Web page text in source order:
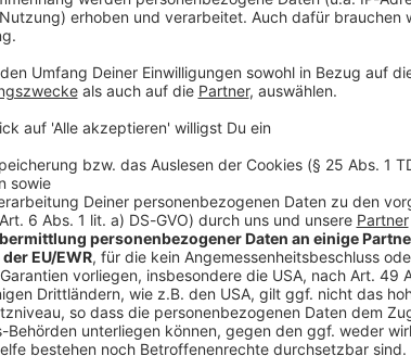
Tests
davon, ob es eine gesund­heit­li­che Beein­träch­ti­
eine Reise­rück­tritts­ver­si­che­rung, sofern sie
enthal­tenKlau­seln,die Krank­hei­ten, die von der
vom Versi­che­rungs­schutz ausschlie­ßen.
Anste­ckung sind dage­genkeine Gründe,bei denen
nur Fälle der persön­li­chen